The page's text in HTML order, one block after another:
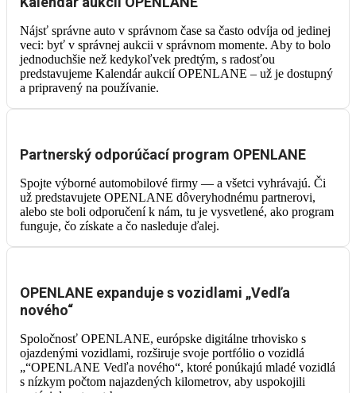
Nájsť správne auto v správnom čase sa často odvíja od jedinej
veci: byť v správnej aukcii v správnom momente. Aby to bolo
jednoduchšie než kedykoľvek predtým, s radosťou
predstavujeme Kalendár aukcií OPENLANE – už je dostupný
a pripravený na používanie.
Partnerský odporúčací program OPENLANE
Spojte výborné automobilové firmy — a všetci vyhrávajú. Či
už predstavujete OPENLANE dôveryhodnému partnerovi,
alebo ste boli odporučení k nám, tu je vysvetlené, ako program
funguje, čo získate a čo nasleduje ďalej.
OPENLANE expanduje s vozidlami „Vedľa
nového“
Spoločnosť OPENLANE, európske digitálne trhovisko s
ojazdenými vozidlami, rozširuje svoje portfólio o vozidlá
„“OPENLANE Vedľa nového“, ktoré ponúkajú mladé vozidlá
s nízkym počtom najazdených kilometrov, aby uspokojili